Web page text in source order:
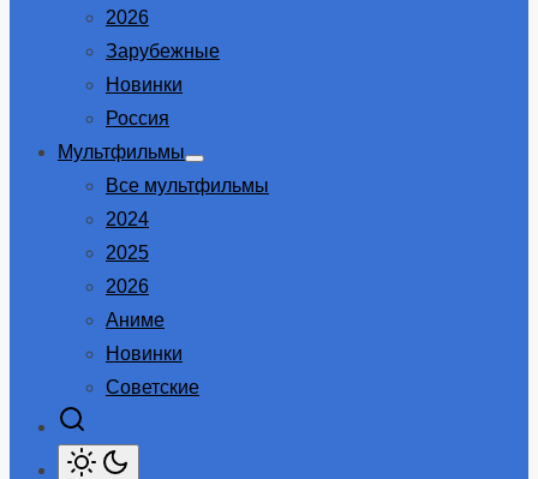
2026
Зарубежные
Новинки
Россия
Мультфильмы
Show
sub
Все мультфильмы
2024
2025
2026
Аниме
Новинки
Советские